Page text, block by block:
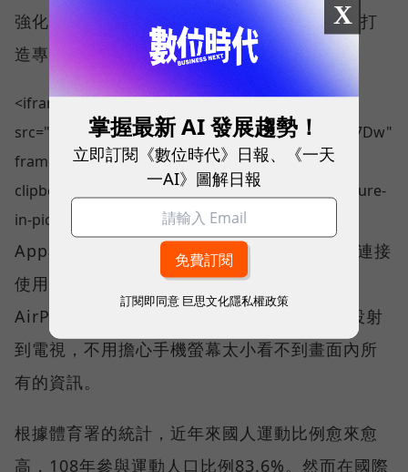
強化的部位等健身目標，系統就會依個人需求打
造專屬的完整訓練菜單，以達到最好成效。
<iframe width="100%" height="500"
src="https://www.youtube.com/embed/qdole6hX7Dw"
frameborder="0" allow="accelerometer; autoplay;
clipboard-write; encrypted-media; gyroscope; picture-
in-picture" allowfullscreen></iframe>
App與 Apple Watch 或 Garmin等智慧手錶連接
使用後，不僅可以在手機上觀看課程，透過
AirPlay 或 Chromecast 功能，也能把影片投射
到電視，不用擔心手機螢幕太小看不到畫面內所
有的資訊。
根據體育署的統計，近年來國人運動比例愈來愈
高，108年參與運動人口比例83.6%。然而在國際
X
掌握最新 AI 發展趨勢！
立即訂閱《數位時代》日報、《一天
一AI》圖解日報
訂閱即同意 巨思文化隱私權政策